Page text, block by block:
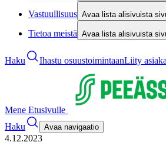
Vastuullisuus Avaa lista alisivuista
Tietoa meistä Avaa lista alisivuista
Haku Ihastu osuustoimintaanLiity
Mene Etusivulle
Haku
Avaa navigaatio
4.12.2023